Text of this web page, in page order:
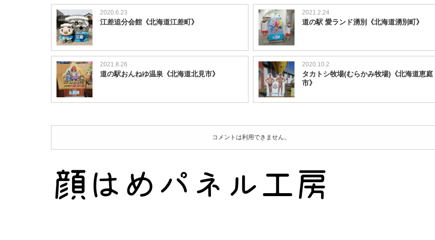
2020.6.23
江差追分会館《北海道江差町》
2021.2.24
道の駅 愛ランド湧別《北海道湧別町》
2021.8.26
道の駅おんねゆ温泉《北海道北見市》
2020.10.2
タカトシ牧場(むらかみ牧場)《北海道恵庭
市》
コメントは利用できません。